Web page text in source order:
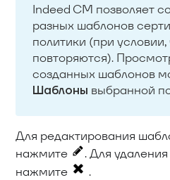
Indeed CM позволяет
разных шаблонов
политики (при
повторяются).
созданных шаблонов
Шаблоны выбранной
Для редактирования
нажмите
. Для
нажмите
.